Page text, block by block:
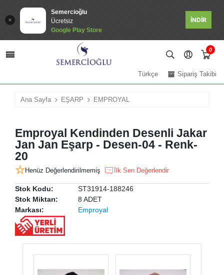
Semercioğlu
Ücretsiz
Google Play Store
İNDİR
0
Sipariş Takibi
Türkçe
Ana Sayfa EŞARP EMPROYAL
Emproyal Kendinden Desenli Jakar
Jan Jan Eşarp - Desen-04 - Renk-
20
Henüz Değerlendirilmemiş İlk Sen Değerlendir
Stok Kodu:
ST31914-188246
Stok Miktarı:
8 ADET
Markası:
Emproyal